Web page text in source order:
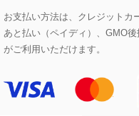
HIROKO BIS
HIROKO BIS
その他のコート・ブル
ネクタイ
ビジネスバッグ
サンダル・ミュール
グリーン
その他のアートフラ
お支払い方法は、クレジットカ
あと払い（ペイディ）、GMO
がご利用いただけます。